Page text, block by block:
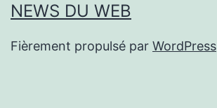
NEWS DU WEB
Fièrement propulsé par WordPress